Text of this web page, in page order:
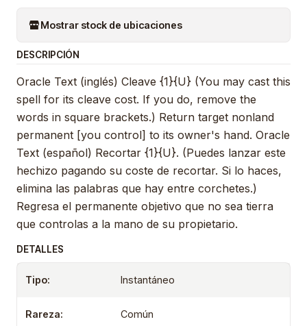
Mostrar stock de ubicaciones
DESCRIPCIÓN
Oracle Text (inglés) Cleave {1}{U} (You may cast this
spell for its cleave cost. If you do, remove the
words in square brackets.) Return target nonland
permanent [you control] to its owner's hand. Oracle
Text (español) Recortar {1}{U}. (Puedes lanzar este
hechizo pagando su coste de recortar. Si lo haces,
elimina las palabras que hay entre corchetes.)
Regresa el permanente objetivo que no sea tierra
que controlas a la mano de su propietario.
DETALLES
Tipo: Instantáneo
Rareza: Común